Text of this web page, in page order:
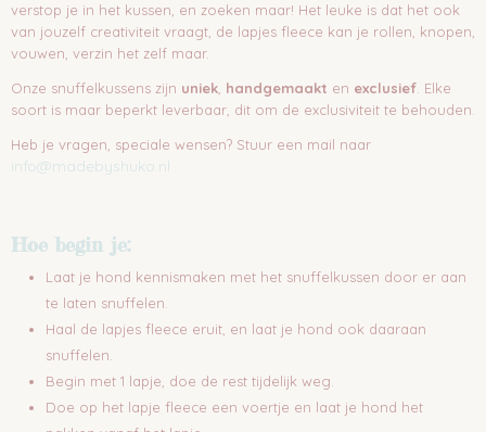
verstop je in het kussen, en zoeken maar! Het leuke is dat het ook
van jouzelf creativiteit vraagt, de lapjes fleece kan je rollen, knopen,
vouwen, verzin het zelf maar.
Onze snuffelkussens zijn uniek handgemaakt en exclusief . Elke
soort is maar beperkt leverbaar, dit om de exclusiviteit te behouden.
Heb je vragen, speciale wensen? Stuur een mail naar
info@madebyshuko.nl
Hoe begin je:
Laat je hond kennismaken met het snuffelkussen door er aan
te laten snuffelen.
Haal de lapjes fleece eruit, en laat je hond ook daaraan
snuffelen.
Begin met 1 lapje, doe de rest tijdelijk weg.
Doe op het lapje fleece een voertje en laat je hond het